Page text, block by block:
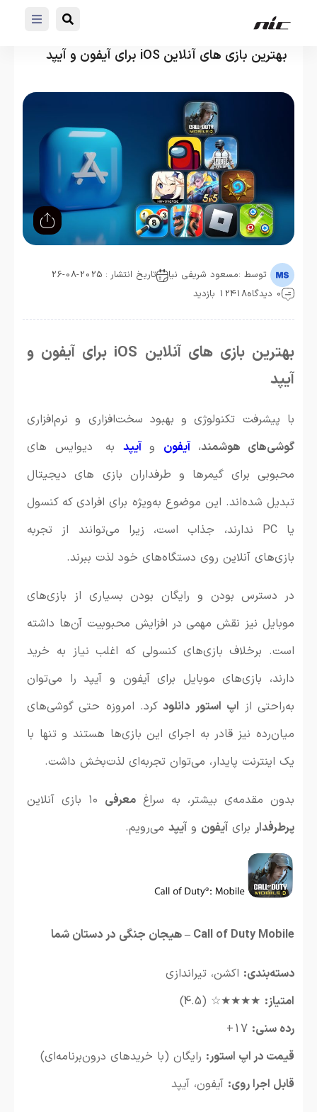
بهترین بازی های آنلاین iOS برای آیفون و آیپد
توسط :مسعود شریفی نیا
تاریخ انتشار : 2025-08-26
0 دیدگاه
12418 بازدید
بهترین بازی های آنلاین iOS برای آیفون و
آیپد
با پیشرفت تکنولوژی و بهبود سخت‌افزاری و نرم‌افزاری
گوشی‌های هوشمند،آیفون وآیپد به دیوایس های
محبوبی برای گیمرها و طرفداران بازی های دیجیتال
تبدیل شده‌اند. این موضوع به‌ویژه برای افرادی که کنسول
یا PC ندارند، جذاب است، زیرا می‌توانند از تجربه
بازی‌های آنلاین روی دستگاه‌های خود لذت ببرند.
در دسترس بودن و رایگان بودن بسیاری از بازی‌های
موبایل نیز نقش مهمی در افزایش محبوبیت آن‌ها داشته
است. برخلاف بازی‌های کنسولی که اغلب نیاز به خرید
دارند، بازی‌های موبایل برای آیفون و آیپد را می‌توان
به‌راحتی از اپ استور دانلود کرد. امروزه حتی گوشی‌های
میان‌رده نیز قادر به اجرای این بازی‌ها هستند و تنها با
یک اینترنت پایدار، می‌توان تجربه‌ای لذت‌بخش داشت.
بدون مقدمه‌ی بیشتر، به سراغ معرفی
پرطرفدار برای آیفون و آیپد می‌رویم.
Call of Duty Mobile – هیجان جنگی در دستان شما
دسته‌بندی: اکشن، تیراندازی
امتیاز: ★★★★☆ (4.5)
رده سنی:
قیمت در اپ استور: رایگان (با خریدهای درون‌برنامه‌ای)
قابل اجرا روی: آیفون، آیپد